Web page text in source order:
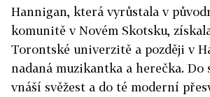
Hannigan, která vyrůstala v
komunitě v Novém Skotsku,
Torontské univerzitě a později v
nadaná muzikantka a herečka. Do
vnáší svěžest a do té moderní